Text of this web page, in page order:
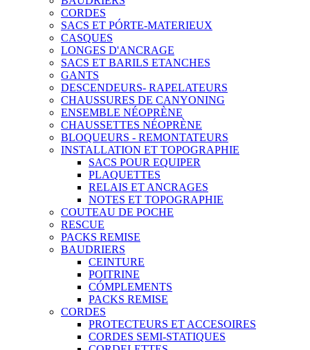
CORDES
SACS ET PÓRTE-MATERIEUX
CASQUES
LONGES D'ANCRAGE
SACS ET BARILS ETANCHES
GANTS
DESCENDEURS- RAPELATEURS
CHAUSSURES DE CANYONING
ENSEMBLE NÉOPRÈNE
CHAUSSETTES NÉOPRÈNE
BLOQUEURS - REMONTATEURS
INSTALLATION ET TOPOGRAPHIE
SACS POUR EQUIPER
PLAQUETTES
RELAIS ET ANCRAGES
NOTES ET TOPOGRAPHIE
COUTEAU DE POCHE
RESCUE
PACKS REMISE
BAUDRIERS
CEINTURE
POITRINE
CÓMPLEMENTS
PACKS REMISE
CORDES
PROTECTEURS ET ACCESOIRES
CORDES SEMI-STATIQUES